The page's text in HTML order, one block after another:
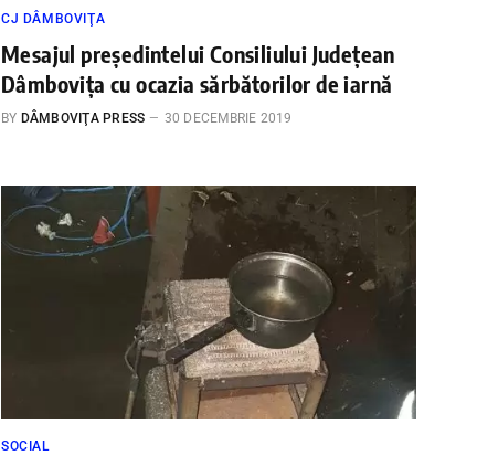
CJ DÂMBOVIŢA
Mesajul președintelui Consiliului Județean
Dâmbovița cu ocazia sărbătorilor de iarnă
BY DÂMBOVIŢA PRESS 30 DECEMBRIE 2019
SOCIAL